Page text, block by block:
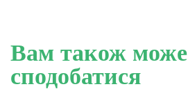
Вам також може
сподобатися